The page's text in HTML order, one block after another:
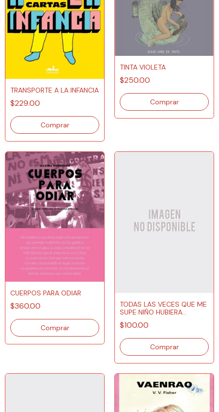
TRANSPORTE A LA INFANCIA
$229.00
TINTA VIOLETA
$250.00
CUERPOS PARA ODIAR
$360.00
TODAS LAS VECES QUE ME
SUPE NIÑO HUBIERA
QUERIDO TRAER
SOMBRERO
$100.00